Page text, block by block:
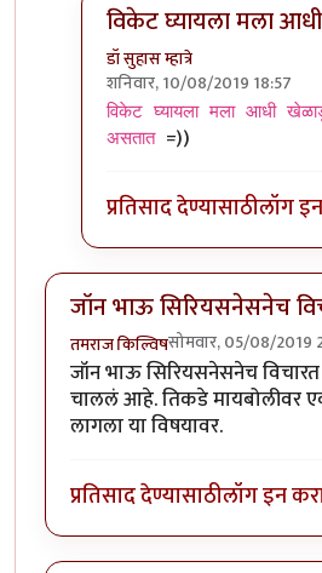
विकेट घ्यायला मला
डॉ सुहास म्हात्रे
शनिवार, 10/08/2019 18:57
In reply to कान बंद
विकेट घ्यायला मला आधी
असतात =))
प्रतिसाद देण्यासाठीलॉग
जॉन भाऊ सिरियसनेसनेच
तमराज किल्विषसोमवार, 05/08/2019
जॉन भाऊ सिरियसनेसनेच
चाललं आहे. तिकडे मायबोलीवर
लागला या विषयावर.
प्रतिसाद देण्यासाठीलॉग इन